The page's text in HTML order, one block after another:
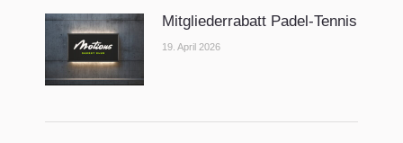
Mitgliederrabatt Padel-Tennis
19. April 2026